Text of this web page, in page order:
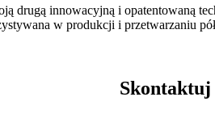
drugą innowacyjną i opatentowaną
w produkcji i przetwarzaniu
Skontaktuj